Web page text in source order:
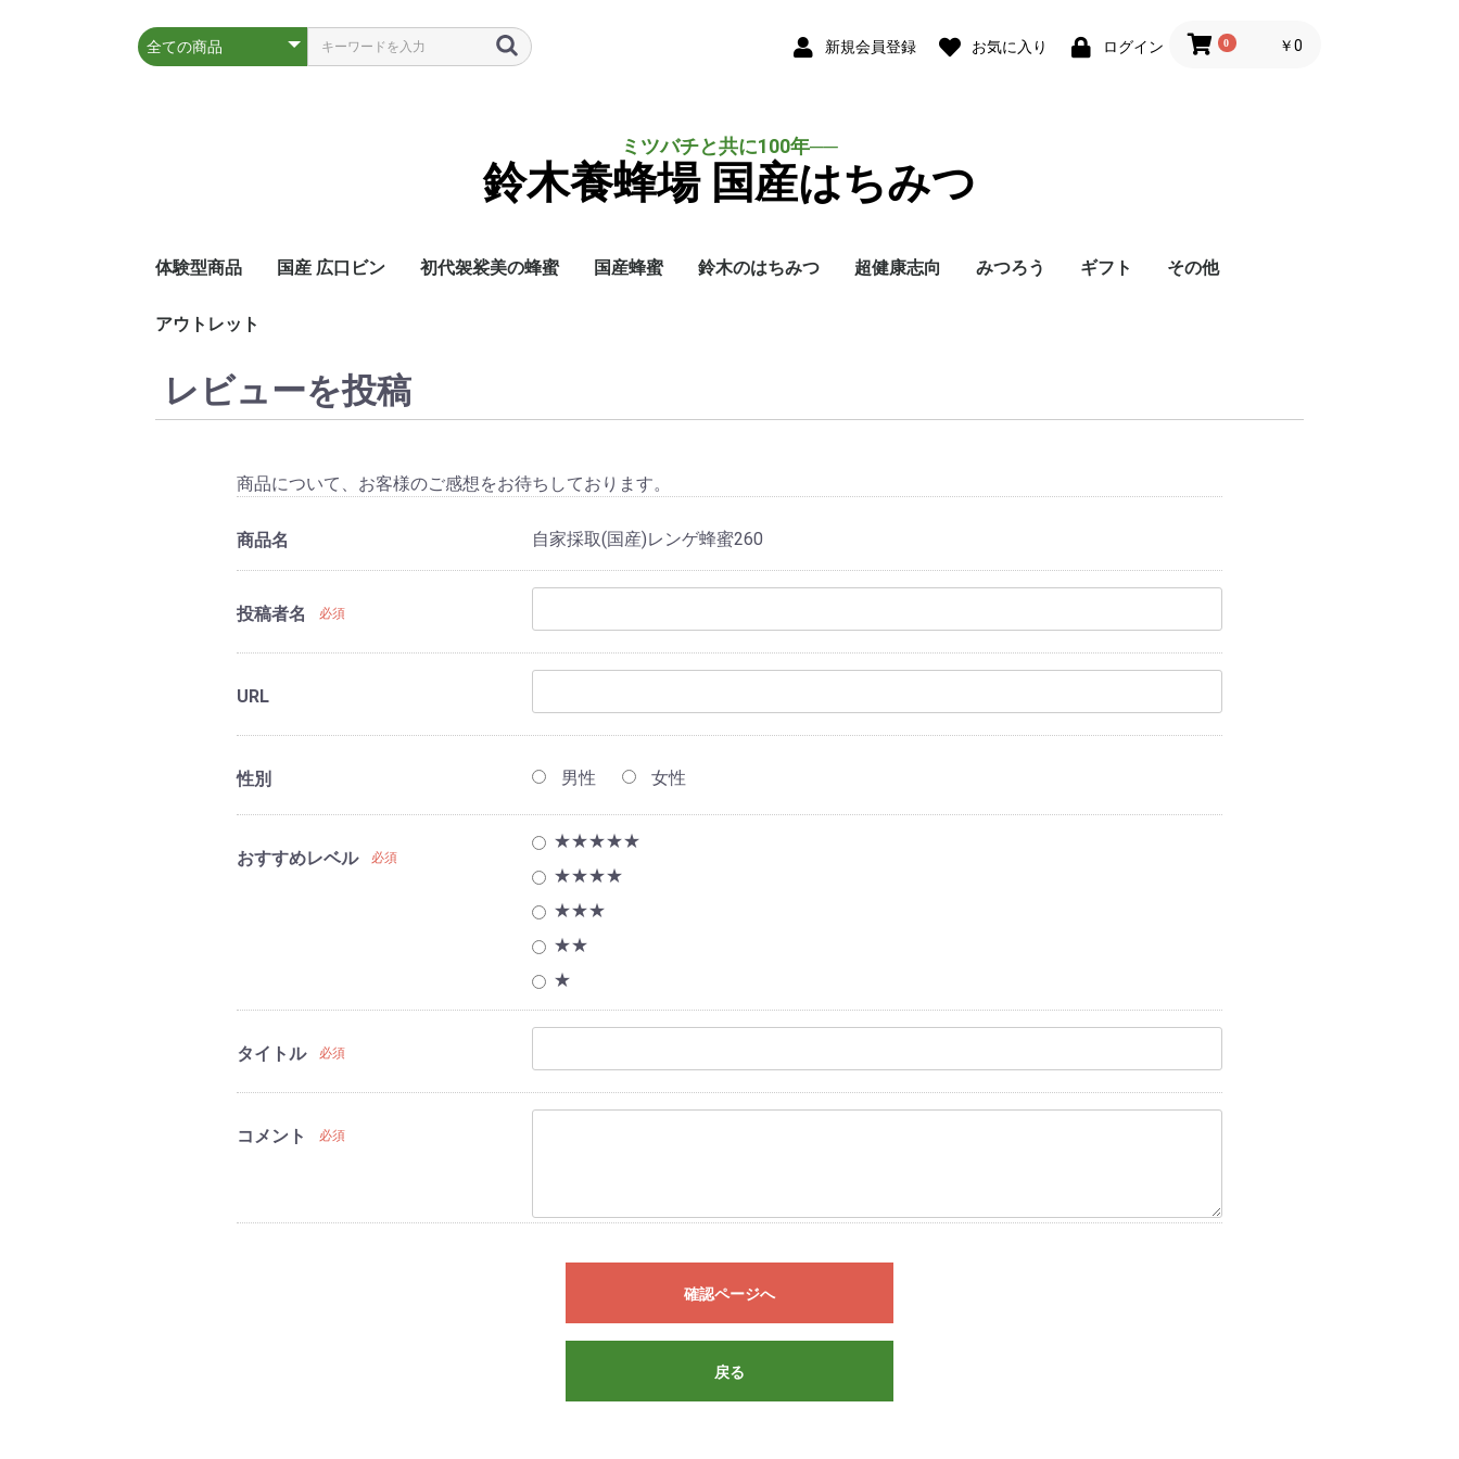
新規会員登録 お気に入り ログイン 0 ￥0
ミツバチと共に100年──
鈴木養蜂場 国産はちみつ
体験型商品 国産 広口ビン 初代袈裟美の蜂蜜 国産蜂蜜 鈴木のはちみつ 超健康志向 みつろう ギフト その他
アウトレット
レビューを投稿
商品について、お客様のご感想をお待ちしております。
商品名 自家採取(国産)レンゲ蜂蜜260
投稿者名 必須
URL
性別 男性 女性
おすすめレベル 必須
★★★★★
★★★★
★★★
★★
★
タイトル 必須
コメント 必須
確認ページへ
戻る